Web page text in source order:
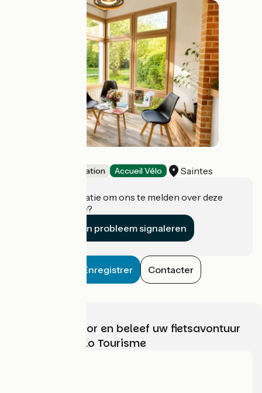
Group accommodation Accueil Vélo Saintes
Heeft u informatie om ons te melden over deze
accommodatie?
Een probleem signaleren
Enregistrer Contacter
Kies, bereid voor en beleef uw fietsavontuur
met France Vélo Tourisme